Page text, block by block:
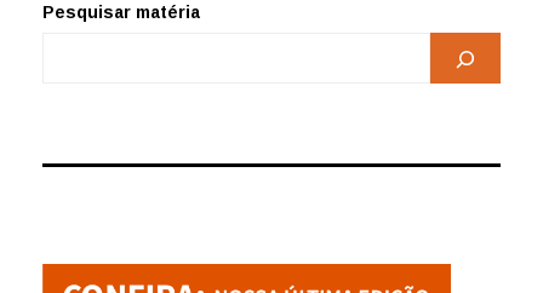
Pesquisar matéria